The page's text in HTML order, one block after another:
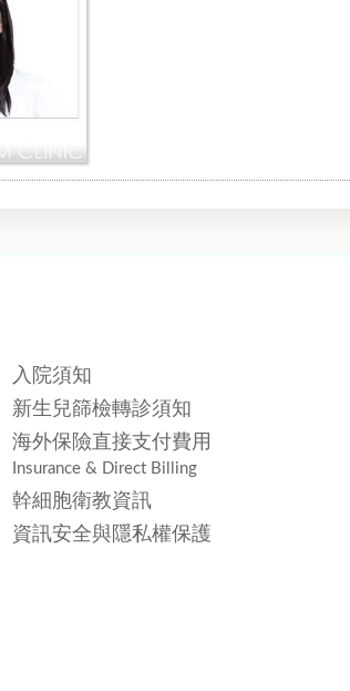
入院須知
新生兒篩檢轉診須知
海外保險直接支付費用
Insurance & Direct Billing
幹細胞衛教資訊
資訊安全與隱私權保護